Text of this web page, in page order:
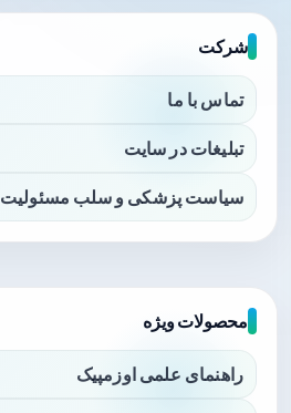
شرکت
تماس با ما
تبلیغات در سایت
سیاست پزشکی و سلب مسئولیت
محصولات ویژه
راهنمای علمی اوزمپیک